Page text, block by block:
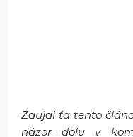
Zaujal ťa tento
názor dolu v